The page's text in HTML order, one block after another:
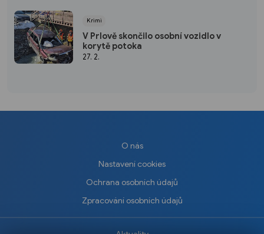
Krimi
V Prlově skončilo osobní vozidlo v
korytě potoka
27. 2.
O nás
Nastavení cookies
Ochrana osobních údajů
Zpracování osobních údajů